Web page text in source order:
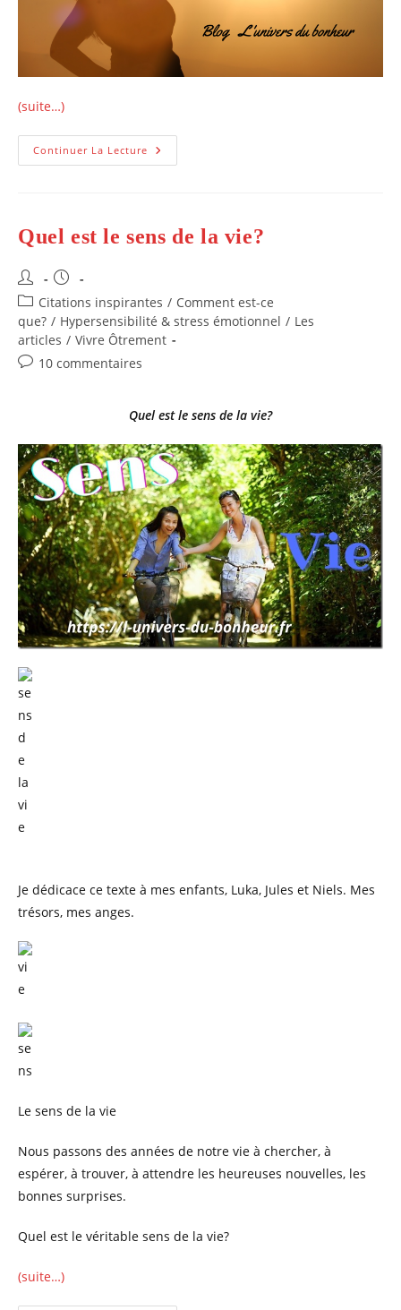
(suite…)
Continuer La Lecture Le
Bonheur
Quel est le sens de la vie?
Auteur/autrice
de
la
publication :
Publication
publiée :
Post
category:
Citations inspirantes / Comment est-ce
que? / Hypersensibilité & stress émotionnel / Les
articles / Vivre Ôtrement
Commentaires
10 commentaires
Quel est le sens de la vie?
Je dédicace ce texte à mes enfants, Luka, Jules et Niels. Mes
trésors, mes anges.
Le sens de la vie
Nous passons des années de notre vie à chercher, à
espérer, à trouver, à attendre les heureuses nouvelles, les
bonnes surprises.
Quel est le véritable sens de la vie?
(suite…)